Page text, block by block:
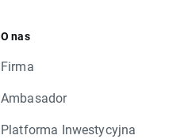
O nas
Firma
Ambasador
Platforma Inwestycyjna